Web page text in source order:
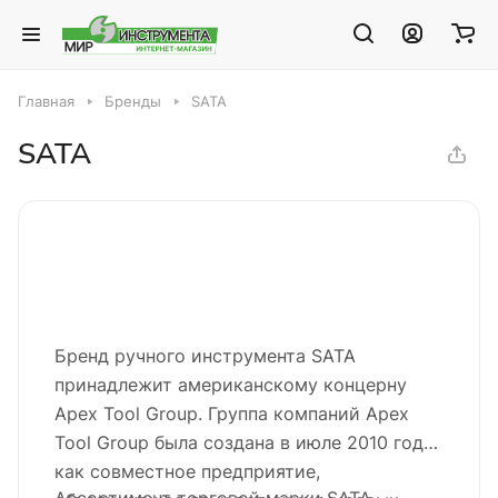
Главная Бренды SATA
SATA
Бренд ручного инструмента SATA
принадлежит американскому концерну
Apex Tool Group. Группа компаний Apex
Tool Group была создана в июле 2010 года
как совместное предприятие,